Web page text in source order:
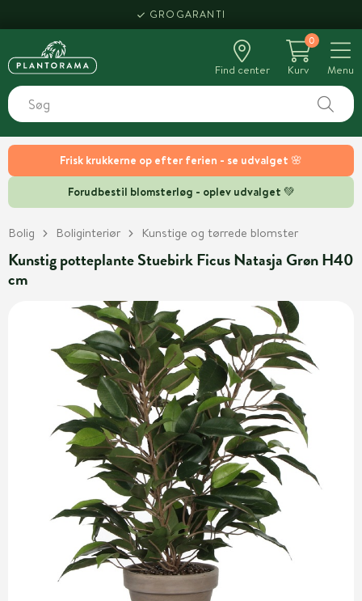
Frisk krukkerne op efter ferien - se udvalget 🌸
Forudbestil blomsterløg - oplev udvalget 💚
GROGARANTI
Find center
0
Kurv
Menu
Bolig Boliginteriør Kunstige og tørrede blomster
Kunstig potteplante Stuebirk Ficus Natasja Grøn H40
cm